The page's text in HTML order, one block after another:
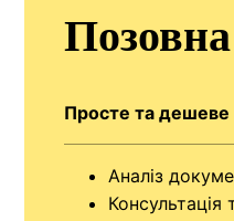
Просте та дешеве
Аналіз
Консультація